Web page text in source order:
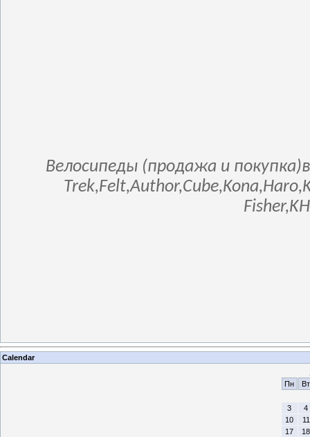
Велосипеды (продажа и
Calendar
Пн
Вт
3
4
10
11
17
18